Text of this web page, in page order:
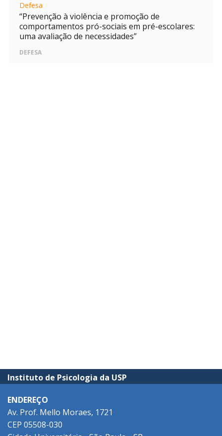
Defesa
“Prevenção à violência e promoção de
comportamentos pró-sociais em pré-escolares:
uma avaliação de necessidades”
DEFESA
Instituto de Psicologia da USP
ENDEREÇO
Av. Prof. Mello Moraes, 1721
CEP 05508-030